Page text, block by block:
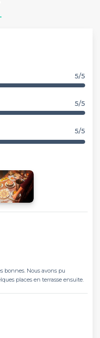
5/5
5/5
5/5
bonnes. Nous avons pu
places en terrasse ensuite.